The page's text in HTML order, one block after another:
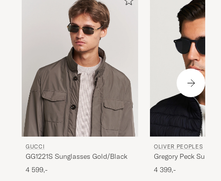
GUCCI
GG1221S Sunglasses Gold/Black
4 599,-
OLIVER PEOPLES
Gregory Peck
Black/Midnight
4 399,-